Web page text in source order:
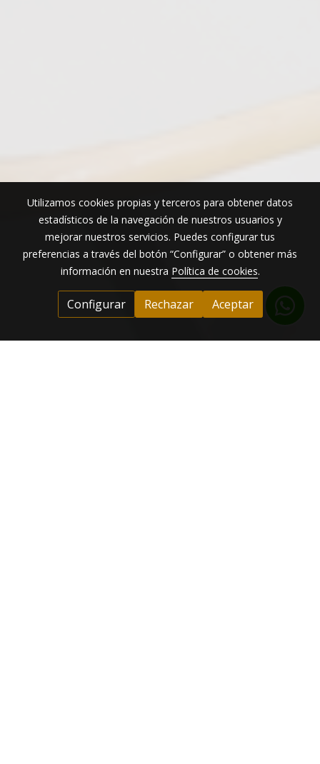
Utilizamos cookies propias y terceros para obtener datos
estadísticos de la navegación de nuestros usuarios y
mejorar nuestros servicios. Puedes configurar tus
preferencias a través del botón “Configurar” o obtener más
información en nuestra Política de cookies.
Configurar Rechazar Aceptar